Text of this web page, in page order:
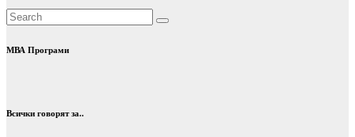
МВА Програми
Всички говорят за..